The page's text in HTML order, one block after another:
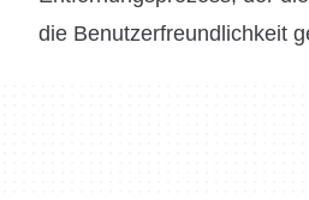
die Benutzerfreundlichkeit